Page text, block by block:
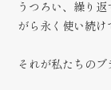
うつろい、繰り
がら永く使い続け
それが私たちのブ